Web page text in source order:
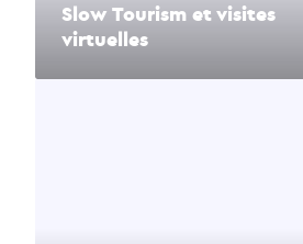
Slow Tourism et visites
virtuelles